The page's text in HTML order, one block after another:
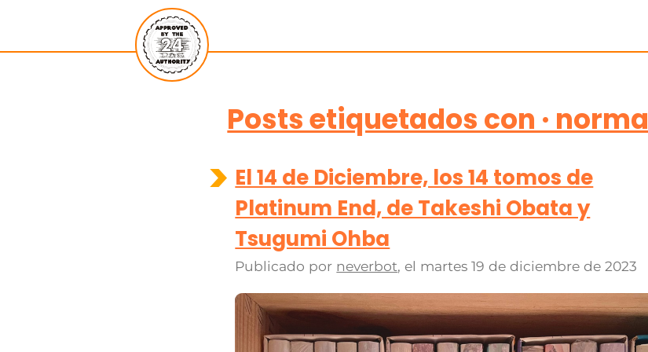
Posts etiquetados con · norma
El 14 de Diciembre, los 14 tomos de
Platinum End, de Takeshi Obata y
Tsugumi Ohba
Publicado por neverbot, el martes 19 de diciembre de 2023